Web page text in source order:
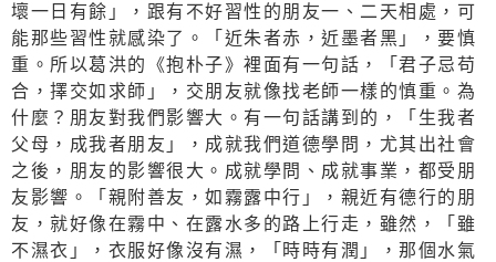
壞一日有餘」，跟有不好習性的朋友一、二天相處，可
能那些習性就感染了。「近朱者赤，近墨者黑」，要慎
重。所以葛洪的《抱朴子》裡面有一句話，「君子忌苟
合，擇交如求師」，交朋友就像找老師一樣的慎重。為
什麼？朋友對我們影響大。有一句話講到的，「生我者
父母，成我者朋友」，成就我們道德學問，尤其出社會
之後，朋友的影響很大。成就學問、成就事業，都受朋
友影響。「親附善友，如霧露中行」，親近有德行的朋
友，就好像在霧中、在露水多的路上行走，雖然，「雖
不濕衣」，衣服好像沒有濕，「時時有潤」，那個水氣